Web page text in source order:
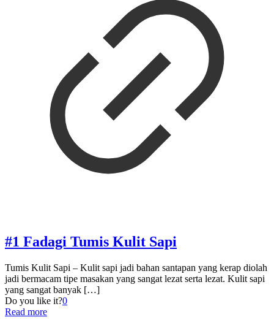
#1 Fadagi Tumis Kulit Sapi
Tumis Kulit Sapi – Kulit sapi jadi bahan santapan yang kerap diolah
jadi bermacam tipe masakan yang sangat lezat serta lezat. Kulit sapi
yang sangat banyak […]
Do you like it?0
Read more